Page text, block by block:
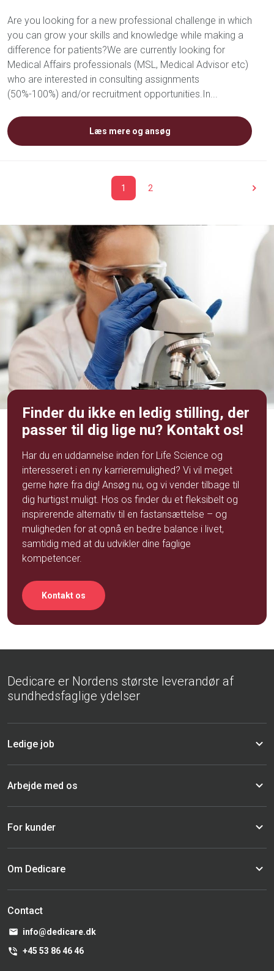
Are you looking for a new professional challenge in which
you can grow your skills and knowledge while making a
difference for patients?We are currently looking for
Medical Affairs professionals (MSL, Medical Advisor etc)
who are interested in consulting assignments
(50%-100%) and/or recruitment opportunities.In...
Læs mere og ansøg
1 2
Finder du ikke en ledig stilling, der
passer til dig lige nu? Kontakt os!
Har du en uddannelse inden for Life Science og
interesseret i en ny karrieremulighed? Vi vil meget
gerne høre fra dig! Ansøg nu, og vi vender tilbage til
dig hurtigst muligt. Hos os finder du et fleksibelt og
inspirerende alternativ til en fastansættelse – og
muligheden for at opnå en bedre balance i livet,
samtidig med at du udvikler dine faglige
kompetencer.
Kontakt os
Dedicare er Nordens største leverandør af
sundhedsfaglige ydelser
Ledige job
Arbejde med os
For kunder
Om Dedicare
Contact
info@dedicare.dk
+45 53 86 46 46